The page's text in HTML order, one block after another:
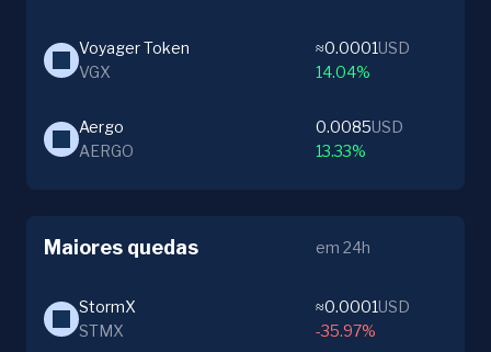
Voyager Token
VGX
≈0.0001USD
14.04%
Aergo
AERGO
0.0085USD
13.33%
Maiores quedas em 24h
StormX
STMX
≈0.0001USD
-35.97%